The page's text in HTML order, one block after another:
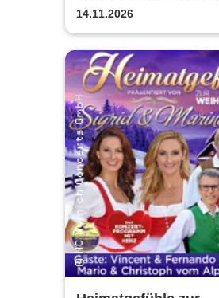
Schleicher
14.11.2026